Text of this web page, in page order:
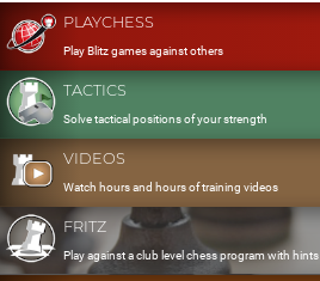
PLAYCHESS
Play Blitz games against others
TACTICS
Solve tactical positions of your strength
VIDEOS
Watch hours and hours of training videos
FRITZ
Play against a club level chess program with hints